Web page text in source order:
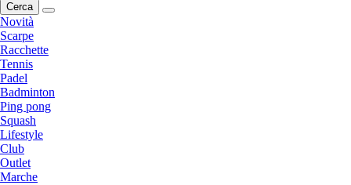
Cerca
Novità
Scarpe
Racchette
Tennis
Padel
Badminton
Ping pong
Squash
Lifestyle
Club
Outlet
Marche